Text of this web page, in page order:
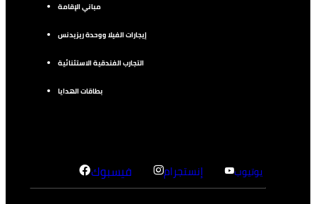
مباني الإقامة
إيجارات الفيلا ووحدة ريزيدنس
التجارب الفندقية الاستثنائية
بطاقات الهدايا
فيسبوك إنستجرام يوتيوب